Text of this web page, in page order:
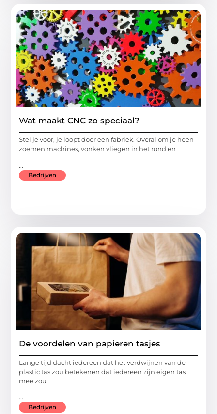
Wat maakt CNC zo speciaal?
Stel je voor, je loopt door een fabriek. Overal om je heen
zoemen machines, vonken vliegen in het rond en
...
Bedrijven
De voordelen van papieren tasjes
Lange tijd dacht iedereen dat het verdwijnen van de
plastic tas zou betekenen dat iedereen zijn eigen tas
mee zou
...
Bedrijven